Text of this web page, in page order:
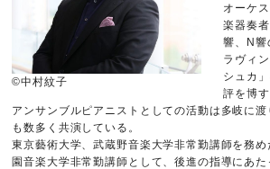
©中村紋子
オーケ
楽器奏
響、N響
ラヴィ
シュカ
評を博す
アンサンブルピアニストとしての活動は多岐に渡
も数多く共演している。
東京藝術大学、武蔵野音楽大学非常勤講師を務
園音楽大学非常勤講師として、後進の指導にあた